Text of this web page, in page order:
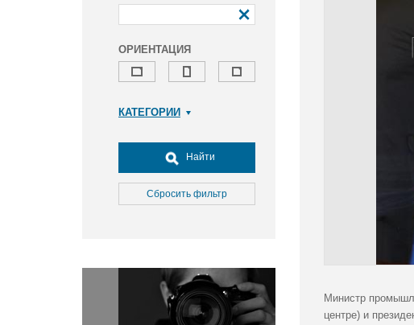
ОРИЕНТАЦИЯ
КАТЕГОРИИ
Досуг, туризм и отдых
Культура
Медицина
Окружающая среда
Политика
Правосудие
Найти
Сбросить фильтр
Министр
центре) и